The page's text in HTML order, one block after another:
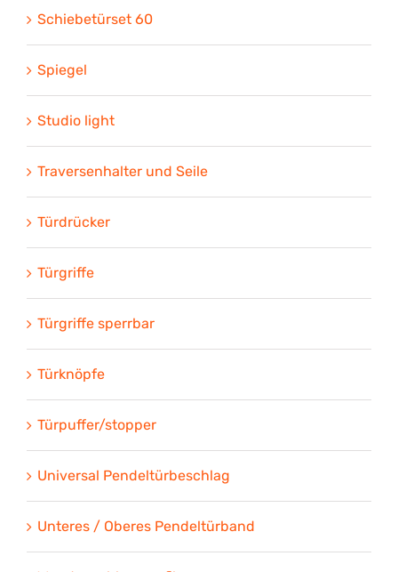
Schiebetürset 60
Spiegel
Studio light
Traversenhalter und Seile
Türdrücker
Türgriffe
Türgriffe sperrbar
Türknöpfe
Türpuffer/stopper
Universal Pendeltürbeschlag
Unteres / Oberes Pendeltürband